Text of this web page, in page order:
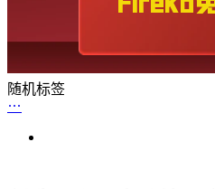
随机标签